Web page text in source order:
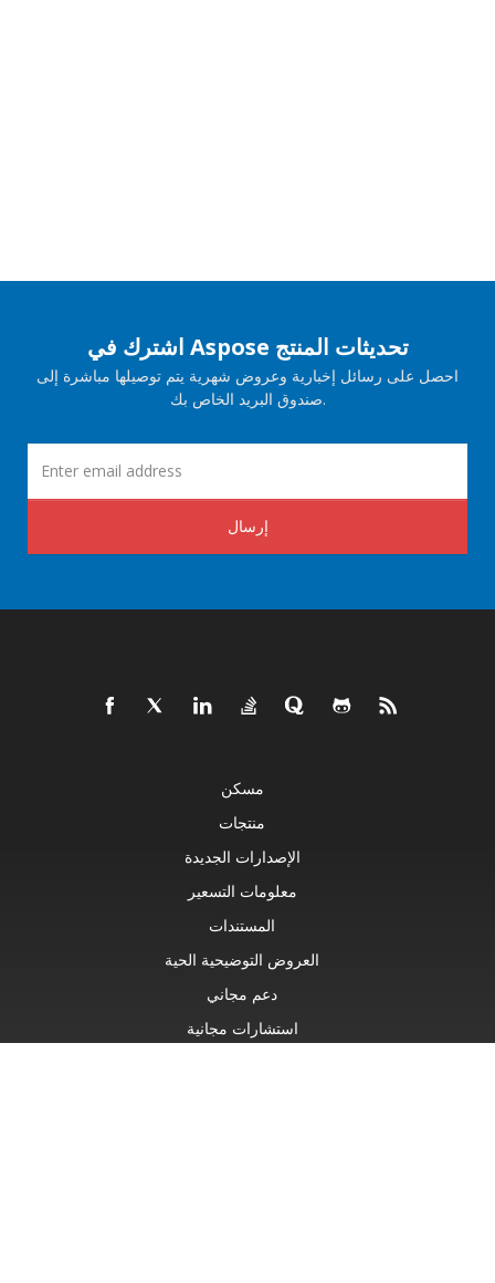
اشترك في Aspose تحديثات المنتج
احصل على رسائل إخبارية وعروض شهرية يتم توصيلها مباشرة إلى
صندوق البريد الخاص بك.
إرسال
مسكن
منتجات
الإصدارات الجديدة
معلومات التسعير
المستندات
العروض التوضيحية الحية
دعم مجاني
استشارات مجانية